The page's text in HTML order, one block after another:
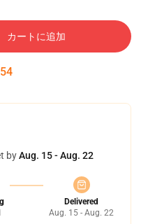
カートに追加
53
byAug. 15 - Aug. 22
Delivered
Aug. 15 - Aug. 22